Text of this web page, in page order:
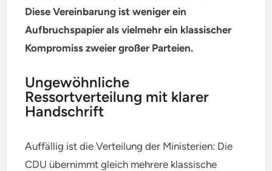
Diese Vereinbarung ist weniger ein
Aufbruchspapier als vielmehr ein klassischer
Kompromiss zweier großer Parteien.
Ungewöhnliche
Ressortverteilung mit klarer
Handschrift
Auffällig ist die Verteilung der Ministerien: Die
CDU übernimmt gleich mehrere klassische